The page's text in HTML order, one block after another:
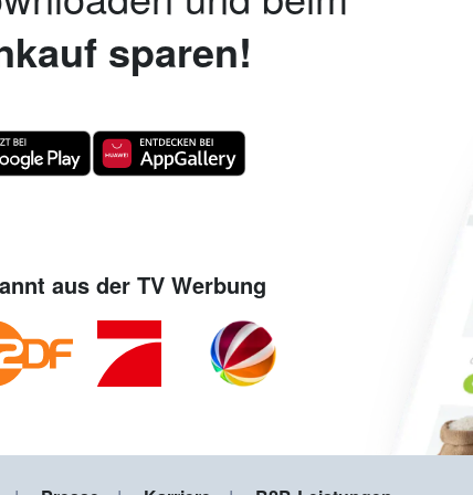
sparen!
aus der TV Werbung